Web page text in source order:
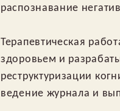
распознавание
Терапевтическая
здоровьем и
реструктуризации
ведение журнала и